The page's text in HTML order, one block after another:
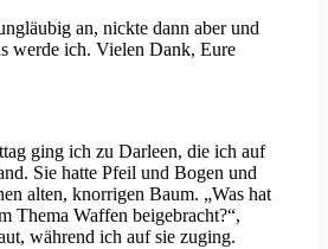
an, nickte dann aber und
werde ich. Vielen Dank, Eure
ging ich zu Darleen, die ich auf
Sie hatte Pfeil und Bogen und
alten, knorrigen Baum. „Was hat
Thema Waffen beigebracht?“,
während ich auf sie zuging.